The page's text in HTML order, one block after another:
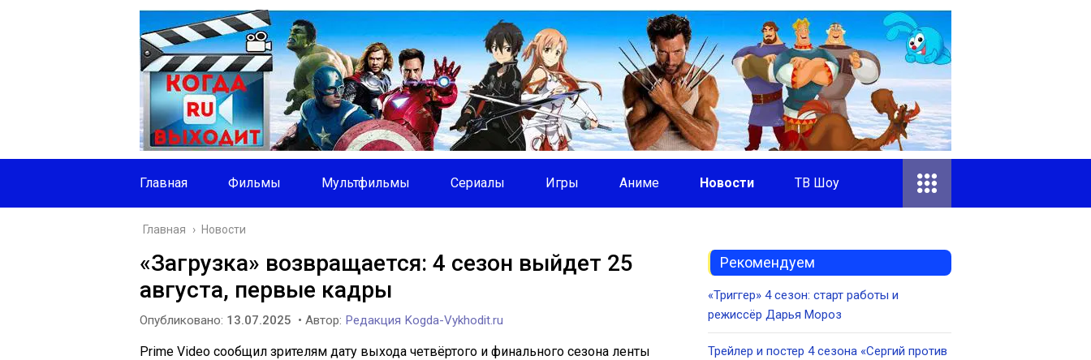
Главная Фильмы Мультфильмы Сериалы Игры Аниме Новости ТВ Шоу
Главная › Новости
«Загрузка» возвращается: 4 сезон выйдет 25
августа, первые кадры
Опубликовано: 13.07.2025 • Автор: Редакция Kogda-Vykhodit.ru
Prime Video сообщил зрителям дату выхода четвёртого и финального сезона ленты
Рекомендуем
«Триггер» 4 сезон: старт работы и
режиссёр Дарья Мороз
Трейлер и постер 4 сезона «Сергий против